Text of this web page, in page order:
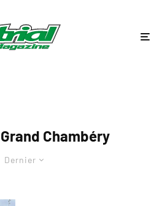
Chambéry
Dernier